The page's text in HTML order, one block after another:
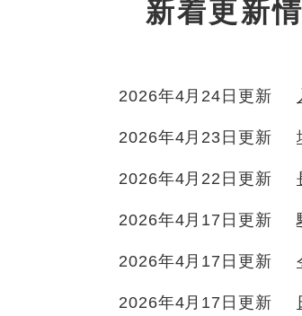
新着更新
2026年4月24日更新
2026年4月23日更新
2026年4月22日更新
2026年4月17日更新
2026年4月17日更新
2026年4月17日更新